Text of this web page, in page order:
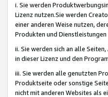
i. Sie werden
Lizenz nutzen.Sie werden
einer anderen Weise nutzen,
Produkten und
ii. Sie werden sich an alle
in dieser Lizenz und den
iii. Sie werden alle genutzten
Produktseite oder sonstige
nicht mit anderen Websites als